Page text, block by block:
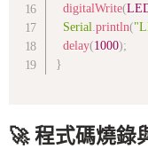
digitalWrite(
Serial.println(
delay(1000);
}
🚀 程式碼燒錄